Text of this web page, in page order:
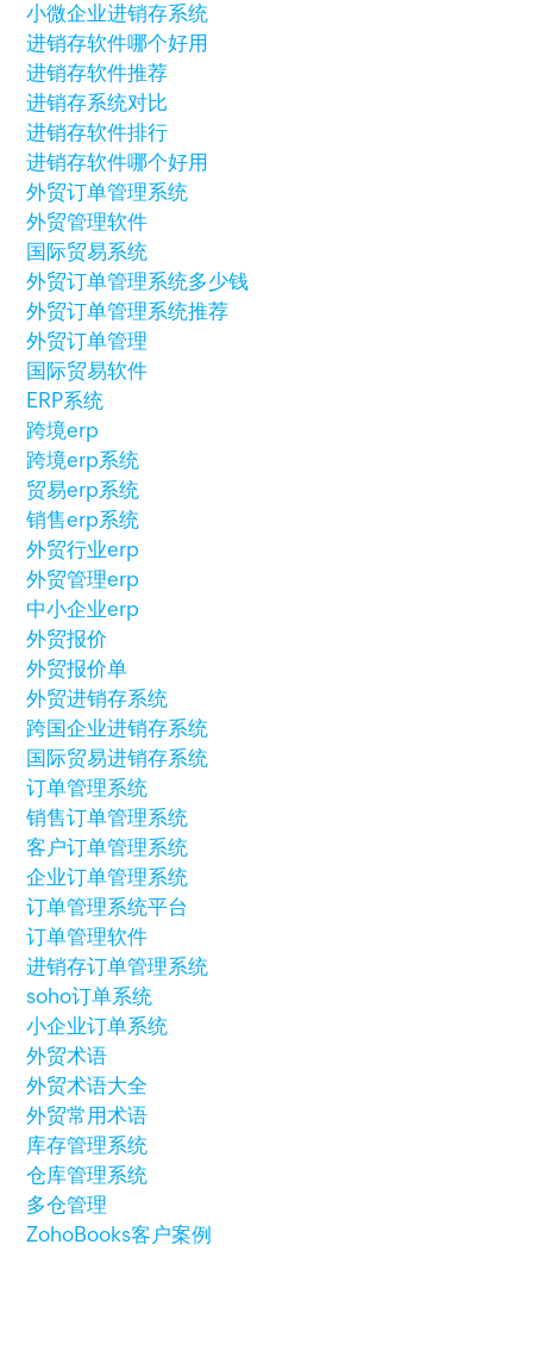
小微企业进销存系统
进销存软件哪个好用
进销存软件推荐
进销存系统对比
进销存软件排行
进销存软件哪个好用
外贸订单管理系统
外贸管理软件
国际贸易系统
外贸订单管理系统多少钱
外贸订单管理系统推荐
外贸订单管理
国际贸易软件
ERP系统
跨境erp
跨境erp系统
贸易erp系统
销售erp系统
外贸行业erp
外贸管理erp
中小企业erp
外贸报价
外贸报价单
外贸进销存系统
跨国企业进销存系统
国际贸易进销存系统
订单管理系统
销售订单管理系统
客户订单管理系统
企业订单管理系统
订单管理系统平台
订单管理软件
进销存订单管理系统
soho订单系统
小企业订单系统
外贸术语
外贸术语大全
外贸常用术语
库存管理系统
仓库管理系统
多仓管理
ZohoBooks客户案例